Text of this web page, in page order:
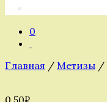
0
Главная / Метизы /
0,50₽